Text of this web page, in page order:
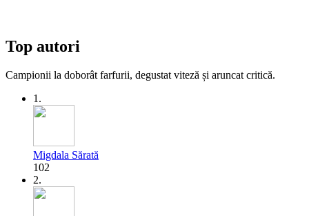
Top autori
Campionii la doborât farfurii, degustat viteză și aruncat critică.
1.
Migdala Sărată
102
2.